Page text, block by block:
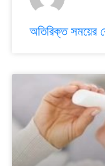
অতিরিক্ত সময়ের